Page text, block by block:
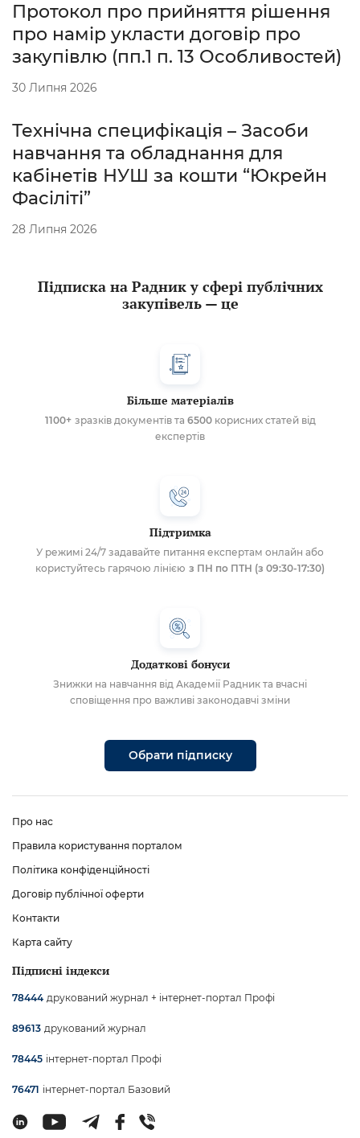
Протокол про прийняття рішення
про намір укласти договір про
закупівлю (пп.1 п. 13 Особливостей)
30 Липня 2026
Технічна специфікація – Засоби
навчання та обладнання для
кабінетів НУШ за кошти “Юкрейн
Фасіліті”
28 Липня 2026
Підписка на Радник у сфері публічних
закупівель — це
Більше матеріалів
1100+ зразків документів та 6500корисних статей від
експертів
Підтримка
У режимі 24/7 задавайте питання експертам онлайн або
користуйтесь гарячою лінією з ПН по ПТН (з 09:30-17:30)
Додаткові бонуси
Знижки на навчання від Академії Радник та вчасні
сповіщення про важливі законодавчі зміни
Обрати підписку
Про нас
Правила користування порталом
Політика конфіденційності
Договір публічної оферти
Контакти
Карта сайту
Підписні індекси
78444 друкований журнал + інтернет-портал Профі
89613 друкований журнал
78445 інтернет-портал Профі
76471 інтернет-портал Базовий